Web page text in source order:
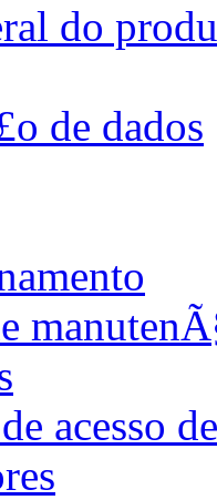
do
de dados
acesso